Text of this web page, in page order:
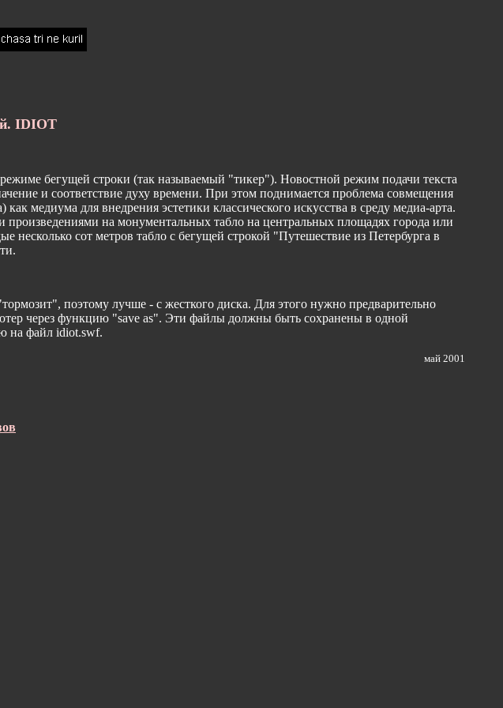
IDIOT
бегущей строки (так называемый "тикер"). Новостной режим подачи текста
и соответствие духу времени. При этом поднимается проблема совмещения
медиума для внедрения эстетики классического искусства в среду медиа-арта.
произведениями на монументальных табло на центральных площадях города или
сот метров табло с бегущей строкой "Путешествие из Петербурга в
поэтому лучше - с жесткого диска. Для этого нужно предварительно
через функцию "save as". Эти файлы должны быть сохранены в одной
на файл idiot.swf.
май 2001